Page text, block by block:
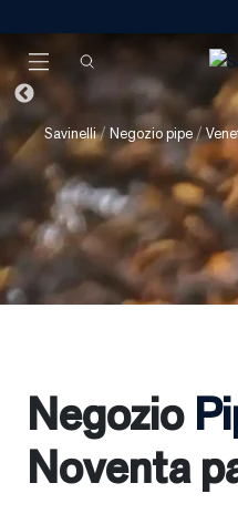
Savinelli/ Negozio pipe/
Negozio
Noventa